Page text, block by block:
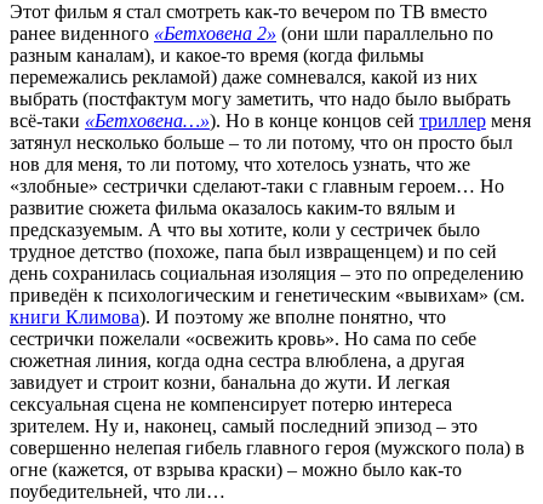
Этот фильм я стал смотреть как-то вечером по ТВ вместо
ранее виденного «Бетховена 2» (они шли параллельно по
разным каналам), и какое-то время (когда фильмы
перемежались рекламой) даже сомневался, какой из них
выбрать (постфактум могу заметить, что надо было выбрать
всё-таки «Бетховена…»). Но в конце концов сей триллер меня
затянул несколько больше – то ли потому, что он просто был
нов для меня, то ли потому, что хотелось узнать, что же
«злобные» сестрички сделают-таки с главным героем… Но
развитие сюжета фильма оказалось каким-то вялым и
предсказуемым. А что вы хотите, коли у сестричек было
трудное детство (похоже, папа был извращенцем) и по сей
день сохранилась социальная изоляция – это по определению
приведён к психологическим и генетическим «вывихам» (см.
книги Климова). И поэтому же вполне понятно, что
сестрички пожелали «освежить кровь». Но сама по себе
сюжетная линия, когда одна сестра влюблена, а другая
завидует и строит козни, банальна до жути. И легкая
сексуальная сцена не компенсирует потерю интереса
зрителем. Ну и, наконец, самый последний эпизод – это
совершенно нелепая гибель главного героя (мужского пола) в
огне (кажется, от взрыва краски) – можно было как-то
поубедительней, что ли…